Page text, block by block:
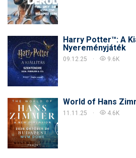
Harry Potter™: A
Nyereményjáték
09.12.25 9.6K
World of Hans
11.11.25 4.6K